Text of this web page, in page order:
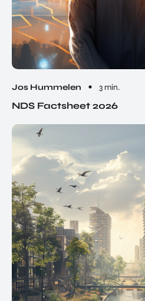
Jos Hummelen 3 min.
NDS Factsheet 2026